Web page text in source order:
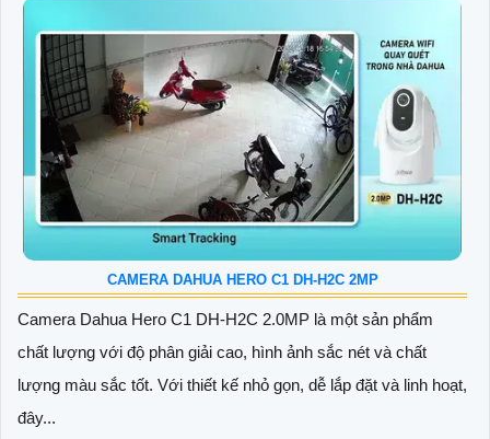
CAMERA DAHUA HERO C1 DH-H2C 2MP
Camera Dahua Hero C1 DH-H2C 2.0MP là một sản phẩm
chất lượng với độ phân giải cao, hình ảnh sắc nét và chất
lượng màu sắc tốt. Với thiết kế nhỏ gọn, dễ lắp đặt và linh hoạt,
đây...